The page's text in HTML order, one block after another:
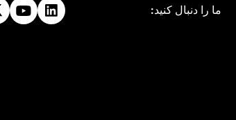
ما را دنبال کنید: